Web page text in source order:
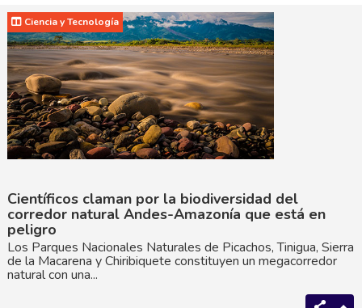
Ciencia y Tecnología
Científicos claman por la biodiversidad del
corredor natural Andes-Amazonía que está en
peligro
Los Parques Nacionales Naturales de Picachos, Tinigua, Sierra
de la Macarena y Chiribiquete constituyen un megacorredor
natural con una...